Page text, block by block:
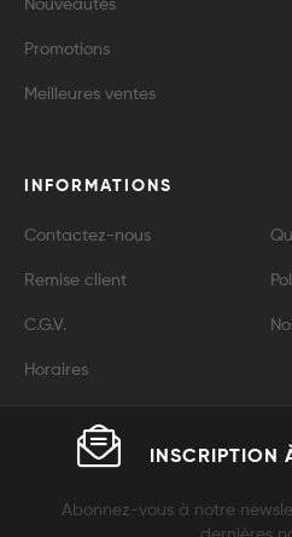
Nouveautés
Promotions
Meilleures ventes
INFORMATIONS
Contactez-nous
Remise client
C.G.V.
Horaires
INSCRIPTION
Abonnez-vous à notre